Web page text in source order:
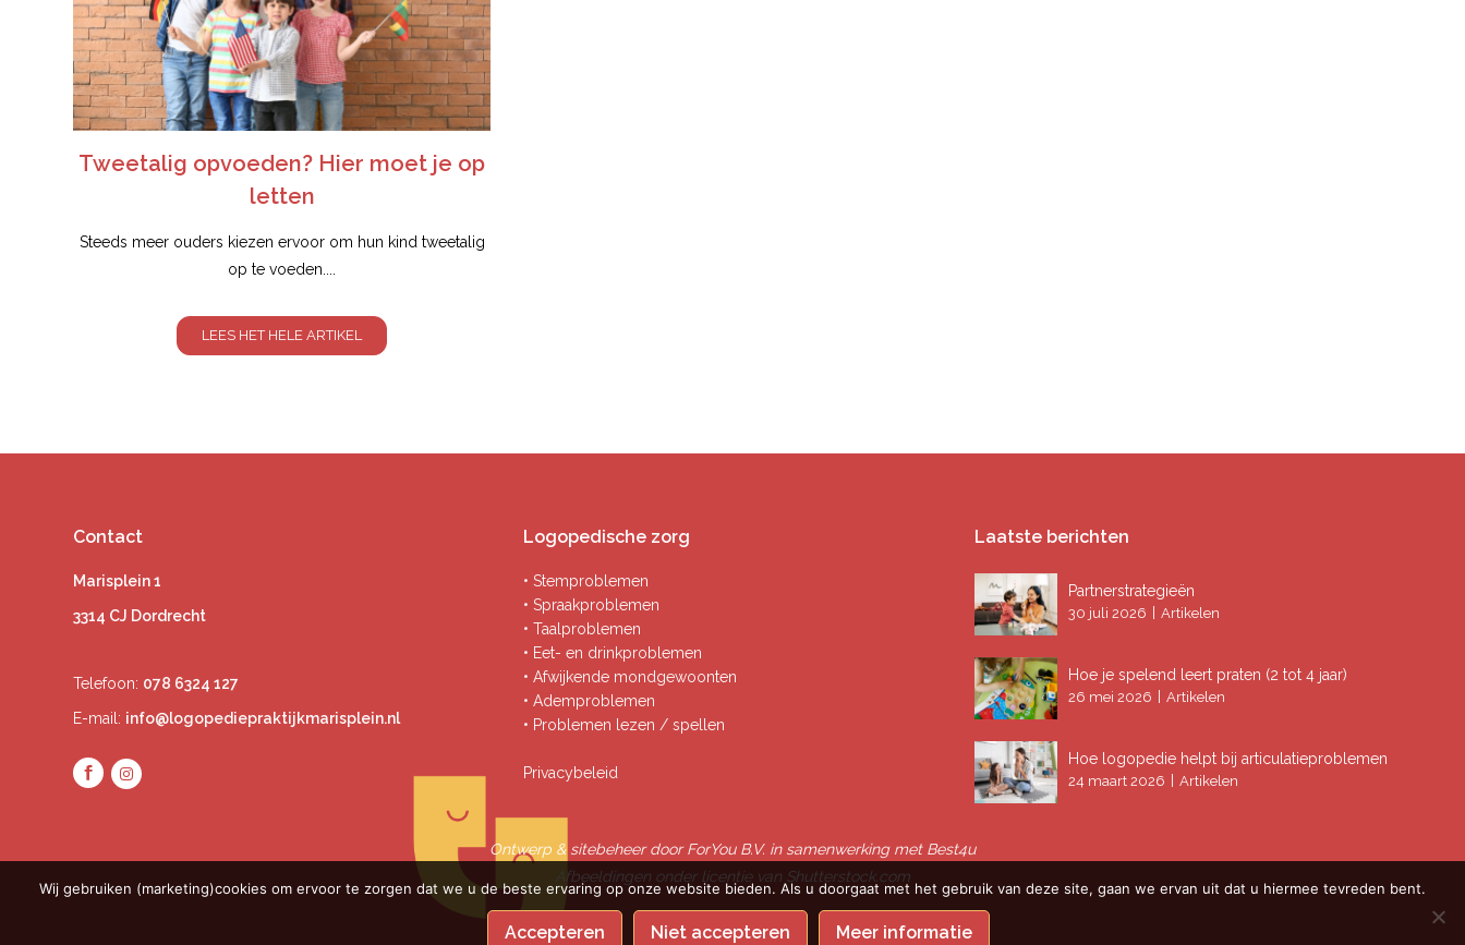
Tweetalig opvoeden? Hier moet je op
letten
Steeds meer ouders kiezen ervoor om hun kind tweetalig
op te voeden....
LEES HET HELE ARTIKEL
Contact
Marisplein 1
3314 CJ Dordrecht
Telefoon: 078 6324 127
E-mail: info@logopediepraktijkmarisplein.nl
Logopedische zorg
• Stemproblemen
• Spraakproblemen
• Taalproblemen
• Eet- en drinkproblemen
• Afwijkende mondgewoonten
• Ademproblemen
• Problemen lezen / spellen
Privacybeleid
Laatste berichten
Partnerstrategieën
30 juli 2026 Artikelen
Hoe je spelend leert praten (2 tot 4 jaar)
26 mei 2026 Artikelen
Hoe logopedie helpt bij articulatieproblemen
24 maart 2026 Artikelen
Ontwerp & sitebeheer doorForYou B.V. in samenwerking met Best4u
Afbeeldingen onder licentie van Shutterstock.com
Wij gebruiken (marketing)cookies om ervoor te zorgen dat we u de beste ervaring op onze website bieden. Als u doorgaat met het gebruik van deze site, gaan we ervan uit dat u hiermee tevreden bent.
Accepteren Niet accepteren Meer informatie